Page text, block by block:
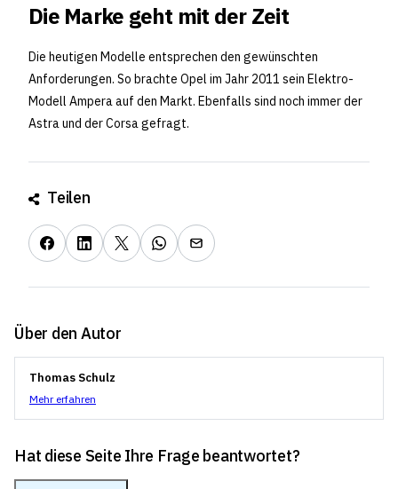
Die Marke geht mit der Zeit
Die heutigen Modelle entsprechen den gewünschten
Anforderungen. So brachte Opel im Jahr 2011 sein Elektro-
Modell Ampera auf den Markt. Ebenfalls sind noch immer der
Astra und der Corsa gefragt.
Teilen
Über den Autor
Thomas Schulz
Mehr erfahren
Hat diese Seite Ihre Frage beantwortet?